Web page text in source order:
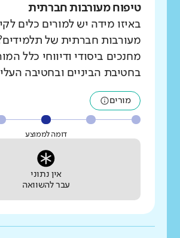
טיפוח מעורבות חברתית
באיזו מידה יש למורים כלים
מעורבות חברתית של תלמידים?
מחנכים ביסודי ודיווחי כלל
בחטיבת הביניים ובחטיבה
מורים
דומה לממוצע
אין נתוני
עבר להשוואה